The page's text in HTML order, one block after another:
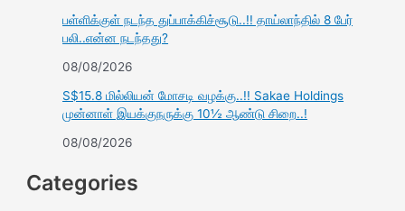
பள்ளிக்குள் நடந்த துப்பாக்கிச்சூடு..!! தாய்லாந்தில் 8 பேர்
பலி..என்ன நடந்தது?
08/08/2026
S$15.8 மில்லியன் மோசடி வழக்கு..!! Sakae Holdings
முன்னாள் இயக்குநருக்கு 10½ ஆண்டு சிறை..!
08/08/2026
Categories